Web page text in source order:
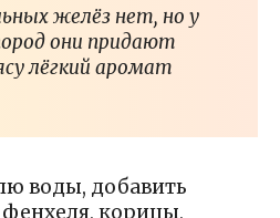
желёз нет, но у
они придают
лёгкий аромат
воды, добавить
корицы,